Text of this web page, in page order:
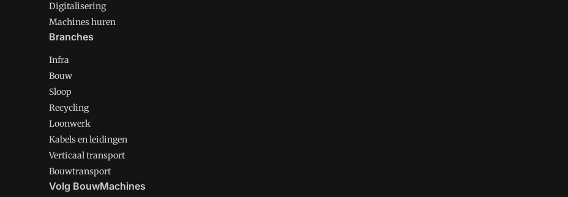
Digitalisering
Machines huren
Branches
Infra
Bouw
Sloop
Recycling
Loonwerk
Kabels en leidingen
Verticaal transport
Bouwtransport
Volg BouwMachines